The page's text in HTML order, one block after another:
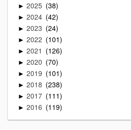
► 2025 38
► 2024 42
► 2023 24
► 2022 101
► 2021 126
► 2020 70
► 2019 101
► 2018 238
► 2017 111
► 2016 119